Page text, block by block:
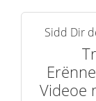
Sidd Dir
Videoe